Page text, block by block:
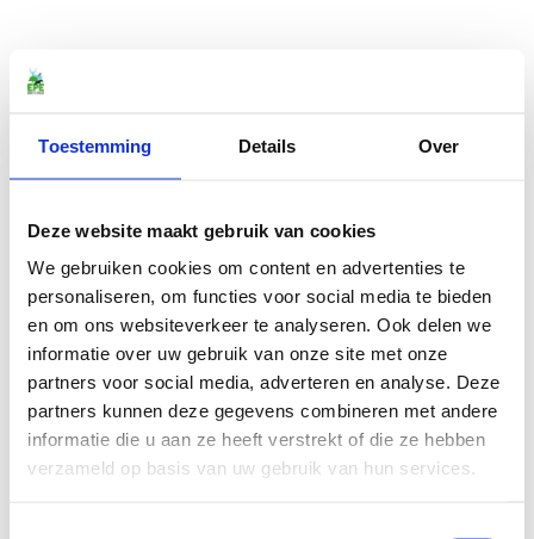
Toestemming Details Over
Deze website maakt gebruik van cookies
We gebruiken cookies om content en advertenties te
personaliseren, om functies voor social media te bieden
en om ons websiteverkeer te analyseren. Ook delen we
informatie over uw gebruik van onze site met onze
partners voor social media, adverteren en analyse. Deze
partners kunnen deze gegevens combineren met andere
informatie die u aan ze heeft verstrekt of die ze hebben
verzameld op basis van uw gebruik van hun services.